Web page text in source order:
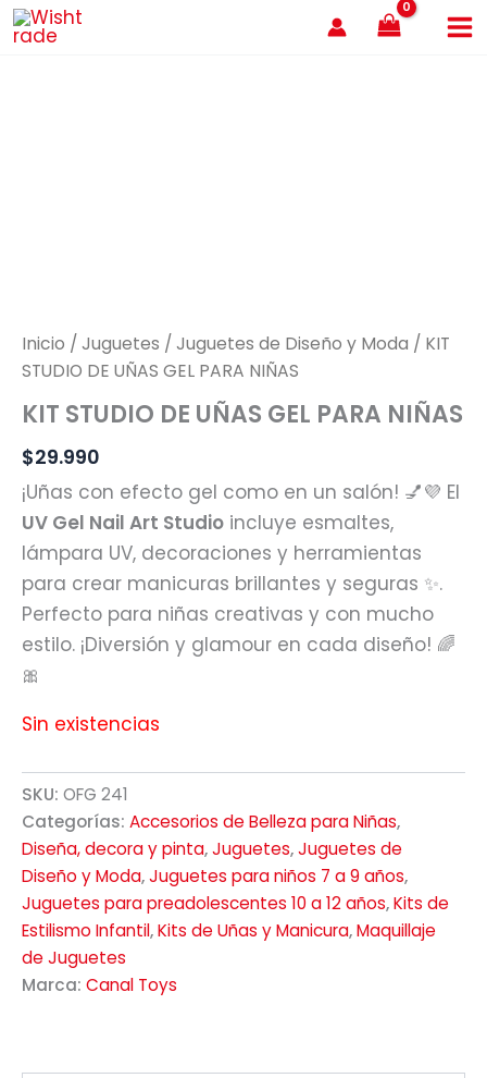
al
Inicio / Juguetes / Juguetes de Diseño y Moda / KIT
STUDIO DE UÑAS GEL PARA NIÑAS
KIT STUDIO DE UÑAS GEL PARA NIÑAS
$29.990
¡Uñas con efecto gel como en un salón! 💅💜 El
UV Gel Nail Art Studio incluye esmaltes,
lámpara UV, decoraciones y herramientas
para crear manicuras brillantes y seguras ✨.
Perfecto para niñas creativas y con mucho
estilo. ¡Diversión y glamour en cada diseño! 🌈
🎀
Sin existencias
SKU: OFG 241
Categorías: Accesorios de Belleza para Niñas,
Diseña, decora y pinta,Juguetes,Juguetes de
Diseño y Moda,Juguetes para niños 7 a 9 años,
Juguetes para preadolescentes 10 a 12 años,Kits de
Estilismo Infantil,Kits de Uñas y Manicura,Maquillaje
de Juguetes
Marca: Canal Toys